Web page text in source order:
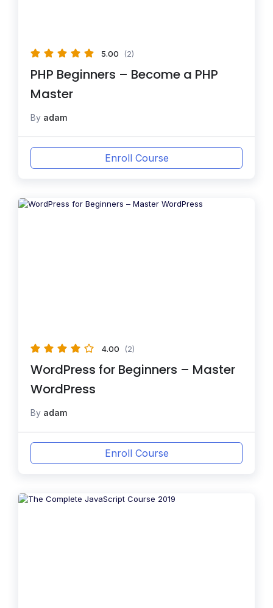
5.00 (2)
PHP Beginners – Become a PHP
Master
By adam
Enroll Course
4.00 (2)
WordPress for Beginners – Master
WordPress
By adam
Enroll Course